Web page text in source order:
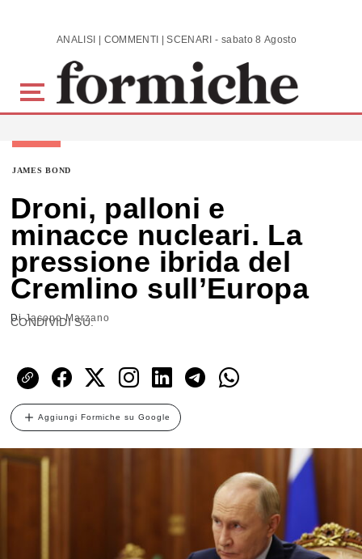
Skip to main content ANALISI | COMMENTI | SCENARI - sabato 8 Agosto 2026
JAMES BOND
Droni, palloni e
minacce nucleari. La
pressione ibrida del
Cremlino sull’Europa
DiJacopo Marzano
CONDIVIDI SU:
Aggiungi Formiche su Google